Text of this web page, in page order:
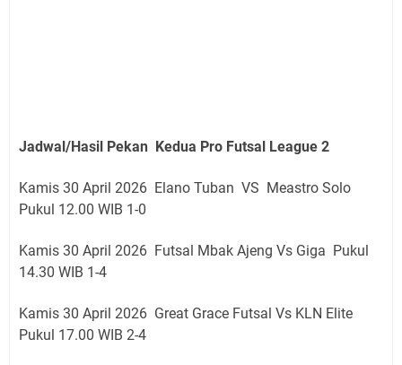
Jadwal/Hasil Pekan Kedua Pro Futsal League 2
Kamis 30 April 2026 Elano Tuban VS Meastro Solo
Pukul 12.00 WIB 1-0
Kamis 30 April 2026 Futsal Mbak Ajeng Vs Giga Pukul
14.30 WIB 1-4
Kamis 30 April 2026 Great Grace Futsal Vs KLN Elite
Pukul 17.00 WIB 2-4